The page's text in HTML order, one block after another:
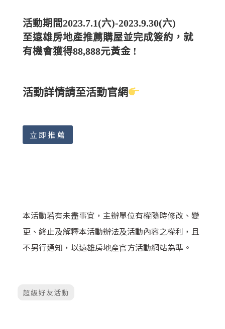
活動期間2023.7.1(六)-2023.9.30(六)
至遠雄房地產推薦購屋並完成簽約，就
有機會獲得88,888元黃金 !
活動詳情請至活動官網
立即推薦
本活動若有未盡事宜，主辦單位有權隨時修改、變
更、終止及解釋本活動辦法及活動內容之權利，且
不另行通知，以遠雄房地產官方活動網站為準。
超級好友活動